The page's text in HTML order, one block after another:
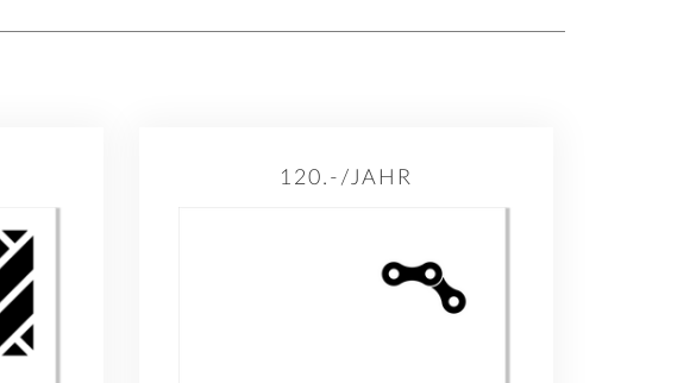
120.-/JAHR